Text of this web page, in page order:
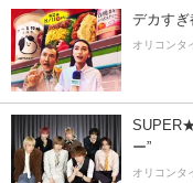
デカす
オリコンタ
ー”
オリコンタ